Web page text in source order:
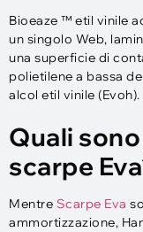
Bioeaze ™ etil vinile
un singolo Web,
una superficie di
polietilene a bassa
alcol etil vinile (Evoh).
Quali
scarpe
Mentre Scarpe Eva
ammortizzazione,